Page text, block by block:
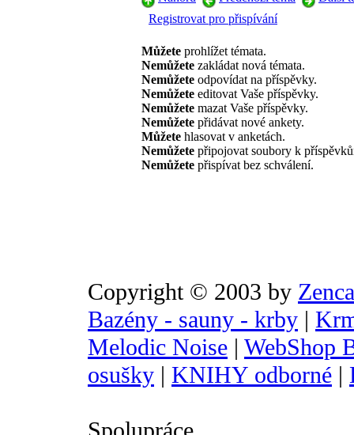
Registrovat pro přispívání
Můžete prohlížet témata.
Nemůžete zakládat nová témata.
Nemůžete odpovídat na příspěvky.
Nemůžete editovat Vaše příspěvky.
Nemůžete mazat Vaše příspěvky.
Nemůžete přidávat nové ankety.
Můžete hlasovat v anketách.
Nemůžete připojovat soubory k
Nemůžete přispívat bez schválení.
Copyright © 2003 by
Bazény - sauny - krby |
Melodic Noise | WebShop
osušky | KNIHY odborné |